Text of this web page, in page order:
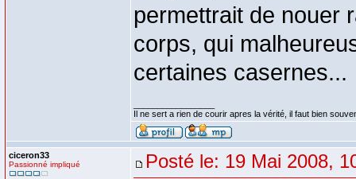
permettrait de nouer
corps, qui
certaines casernes...
Il ne sert a rien de courir apres la vérité, il faut bien
ciceron33
Passionné impliqué Posté le: 19 Mai 2008,